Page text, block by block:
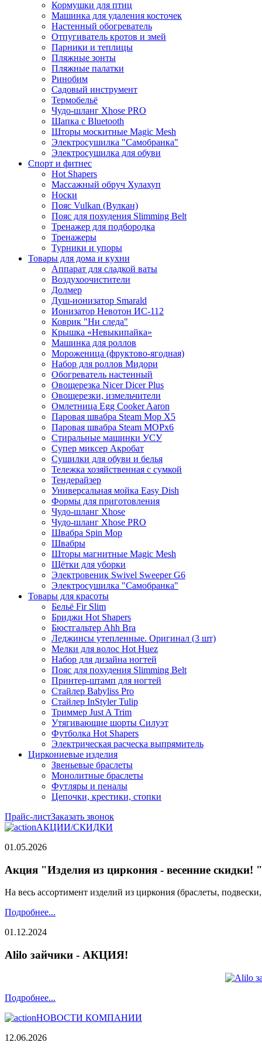
Кормушки для птиц
Машинка для удаления косточек
Настенный обогреватель
Отпугиватель кротов и змей
Парники и теплицы
Пляжные зонты
Пляжные палатки
Ринобим
Садовый инструмент
Термобельё
Чудо-шланг Xhose PRO
Шапка с Bluetooth
Шторы москитные Magic Mesh
Электросушилка "Самобранка"
Электросушилка для обуви
Спорт и фитнес
Hot Shapers
Массажный обруч Хулахуп
Носки
Пояс Vulkan (Вулкан)
Пояс для похудения Slimming Belt
Тренажер для подбородка
Тренажеры
Турники и упоры
Товары для дома и кухни
Аппарат для сладкой ваты
Воздухоочистители
Долмер
Душ-ионизатор Smarald
Ионизатор Невотон ИС-112
Коврик "Ни следа"
Крышка «Невыкипайка»
Машинка для роллов
Мороженица (фруктово-ягодная)
Набор для роллов Мидори
Обогреватель настенный
Овощерезка Nicer Dicer Plus
Овощерезки, измельчители
Омлетница Egg Сooker Aaron
Паровая швабра Steam Mop X5
Паровая швабра Steam MOPх6
Стиральные машинки УСУ
Супер миксер Акробат
Сушилки для обуви и белья
Тележка хозяйственная с сумкой
Тендерайзер
Универсальная мойка Easy Dish
Формы для приготовления
Чудо-шланг Xhose
Чудо-шланг Xhose PRO
Швабра Spin Mop
Швабры
Шторы магнитные Magic Mesh
Щётки для уборки
Электровеник Swivel Sweeper G6
Электросушилка "Самобранка"
Товары для красоты
Бельё Fir Slim
Бриджи Hot Shapers
Бюстгальтер Ahh Bra
Леджинсы утепленные. Оригинал (3 шт)
Мелки для волос Hot Huez
Набор для дизайна ногтей
Пояс для похудения Slimming Belt
Принтер-штамп для ногтей
Стайлер Babyliss Pro
Стайлер InStyler Tulip
Триммер Just A Trim
Утягивающие шорты Силуэт
Футболка Hot Shapers
Электрическая расческа выпрямитель
Циркониевые изделия
Звеньевые браслеты
Монолитные браслеты
Футляры и пеналы
Цепочки, крестики, стопки
Прайс-листЗаказать звонок
АКЦИИ/СКИДКИ
01.05.2026
Акция "Изделия из циркония - весенние скидки! "
На весь ассортимент изделий из циркония (браслеты,
Подробнее...
01.12.2024
Alilo зайчики - АКЦИЯ!
Подробнее...
НОВОСТИ КОМПАНИИ
12.06.2026